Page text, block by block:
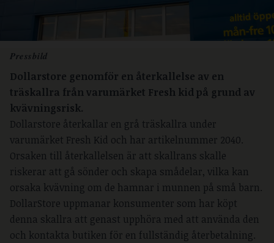
Pressbild
Dollarstore genomför en återkallelse av en
träskallra från varumärket Fresh kid på grund av
kvävningsrisk.
Dollarstore återkallar en grå träskallra under
varumärket Fresh Kid och har artikelnummer 2040.
Orsaken till återkallelsen är att skallrans skalle
riskerar att gå sönder och skapa smådelar, vilka kan
orsaka kvävning om de hamnar i munnen på små barn.
DollarStore uppmanar konsumenter som har köpt
denna skallra att genast upphöra med att använda den
och kontakta butiken för en fullständig återbetalning.